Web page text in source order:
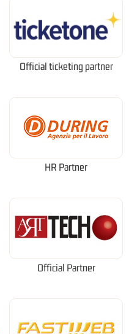
Official ticketing partner
HR Partner
Official Partner